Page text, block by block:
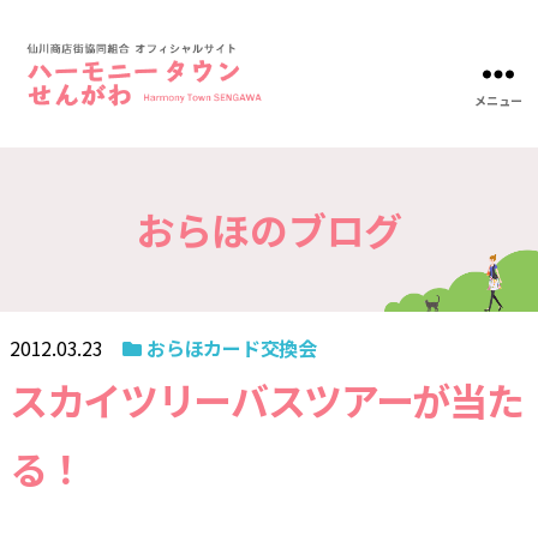
川-
仙
川
商
街
協
メニュー
おらほのブログ
2012.03.23 おらほカード交換会
スカイツリーバスツアーが当た
る！